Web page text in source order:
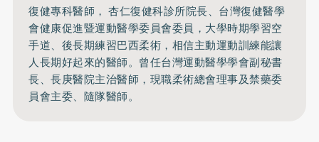
復健專科醫師， 杏仁復健科診所院長、台灣復健醫學
會健康促進暨運動醫學委員會委員，大學時期學習空
手道、後長期練習巴西柔術，相信主動運動訓練能讓
人長期好起來的醫師。曾任台灣運動醫學學會副秘書
長、長庚醫院主治醫師，現職柔術總會理事及禁藥委
員會主委、隨隊醫師。